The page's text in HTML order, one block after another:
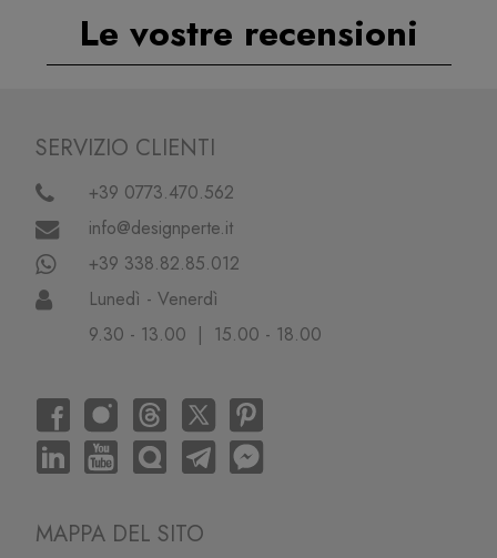
Le vostre recensioni
SERVIZIO CLIENTI
+39 0773.470.562
info@designperte.it
+39 338.82.85.012
Lunedì - Venerdì
9.30 - 13.00 | 15.00 - 18.00
MAPPA DEL SITO